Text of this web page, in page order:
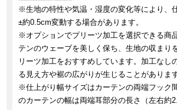
※生地の特性や気温・湿度の変化等により、
±約0.5cm変動する場合があります。
※オプションでプリーツ加工を選択できる商
テンのウェーブを美しく保ち、生地の収まり
リーツ加工をおすすめしています。加工なし
る見え方や裾の広がりが生じることがあります
※仕上がり幅サイズはカーテンの両端フック
のカーテンの幅は両端耳部分の長さ（左右約